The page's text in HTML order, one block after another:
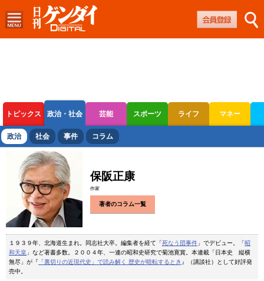
トピックス 政治・社会 芸能 スポーツ ライフ マネー
ボートレース 競輪 オートレース
政治 社会 事件 コラム
保阪正康
作家
著者のコラム一覧
１９３９年、北海道生まれ。同志社大卒。編集者を経て「死なう団事件 」でデビュー。「昭
和天皇 」など著書多数。２００４年、一連の昭和史研究で菊池寛賞。本連載「日本史 縦横
無尽」が『 「裏切りの近現代史」で読み解く 歴史が暗転するとき 』（講談社）として好評発
売中。